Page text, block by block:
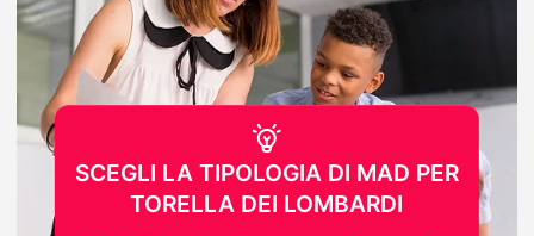
SCEGLI LA TIPOLOGIA DI MAD PER
TORELLA DEI LOMBARDI